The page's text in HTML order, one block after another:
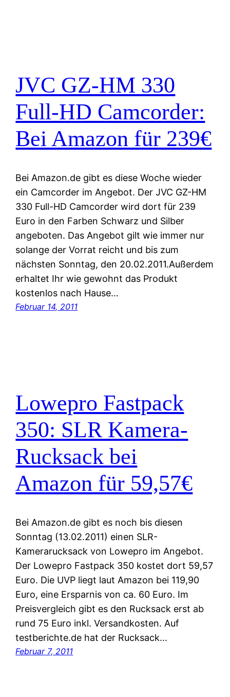
JVC GZ-HM 330
Full-HD Camcorder:
Bei Amazon für 239€
Bei Amazon.de gibt es diese Woche wieder
ein Camcorder im Angebot. Der JVC GZ-HM
330 Full-HD Camcorder wird dort für 239
Euro in den Farben Schwarz und Silber
angeboten. Das Angebot gilt wie immer nur
solange der Vorrat reicht und bis zum
nächsten Sonntag, den 20.02.2011.Außerdem
erhaltet Ihr wie gewohnt das Produkt
kostenlos nach Hause…
Februar 14, 2011
Lowepro Fastpack
350: SLR Kamera-
Rucksack bei
Amazon für 59,57€
Bei Amazon.de gibt es noch bis diesen
Sonntag (13.02.2011) einen SLR-
Kamerarucksack von Lowepro im Angebot.
Der Lowepro Fastpack 350 kostet dort 59,57
Euro. Die UVP liegt laut Amazon bei 119,90
Euro, eine Ersparnis von ca. 60 Euro. Im
Preisvergleich gibt es den Rucksack erst ab
rund 75 Euro inkl. Versandkosten. Auf
testberichte.de hat der Rucksack…
Februar 7, 2011